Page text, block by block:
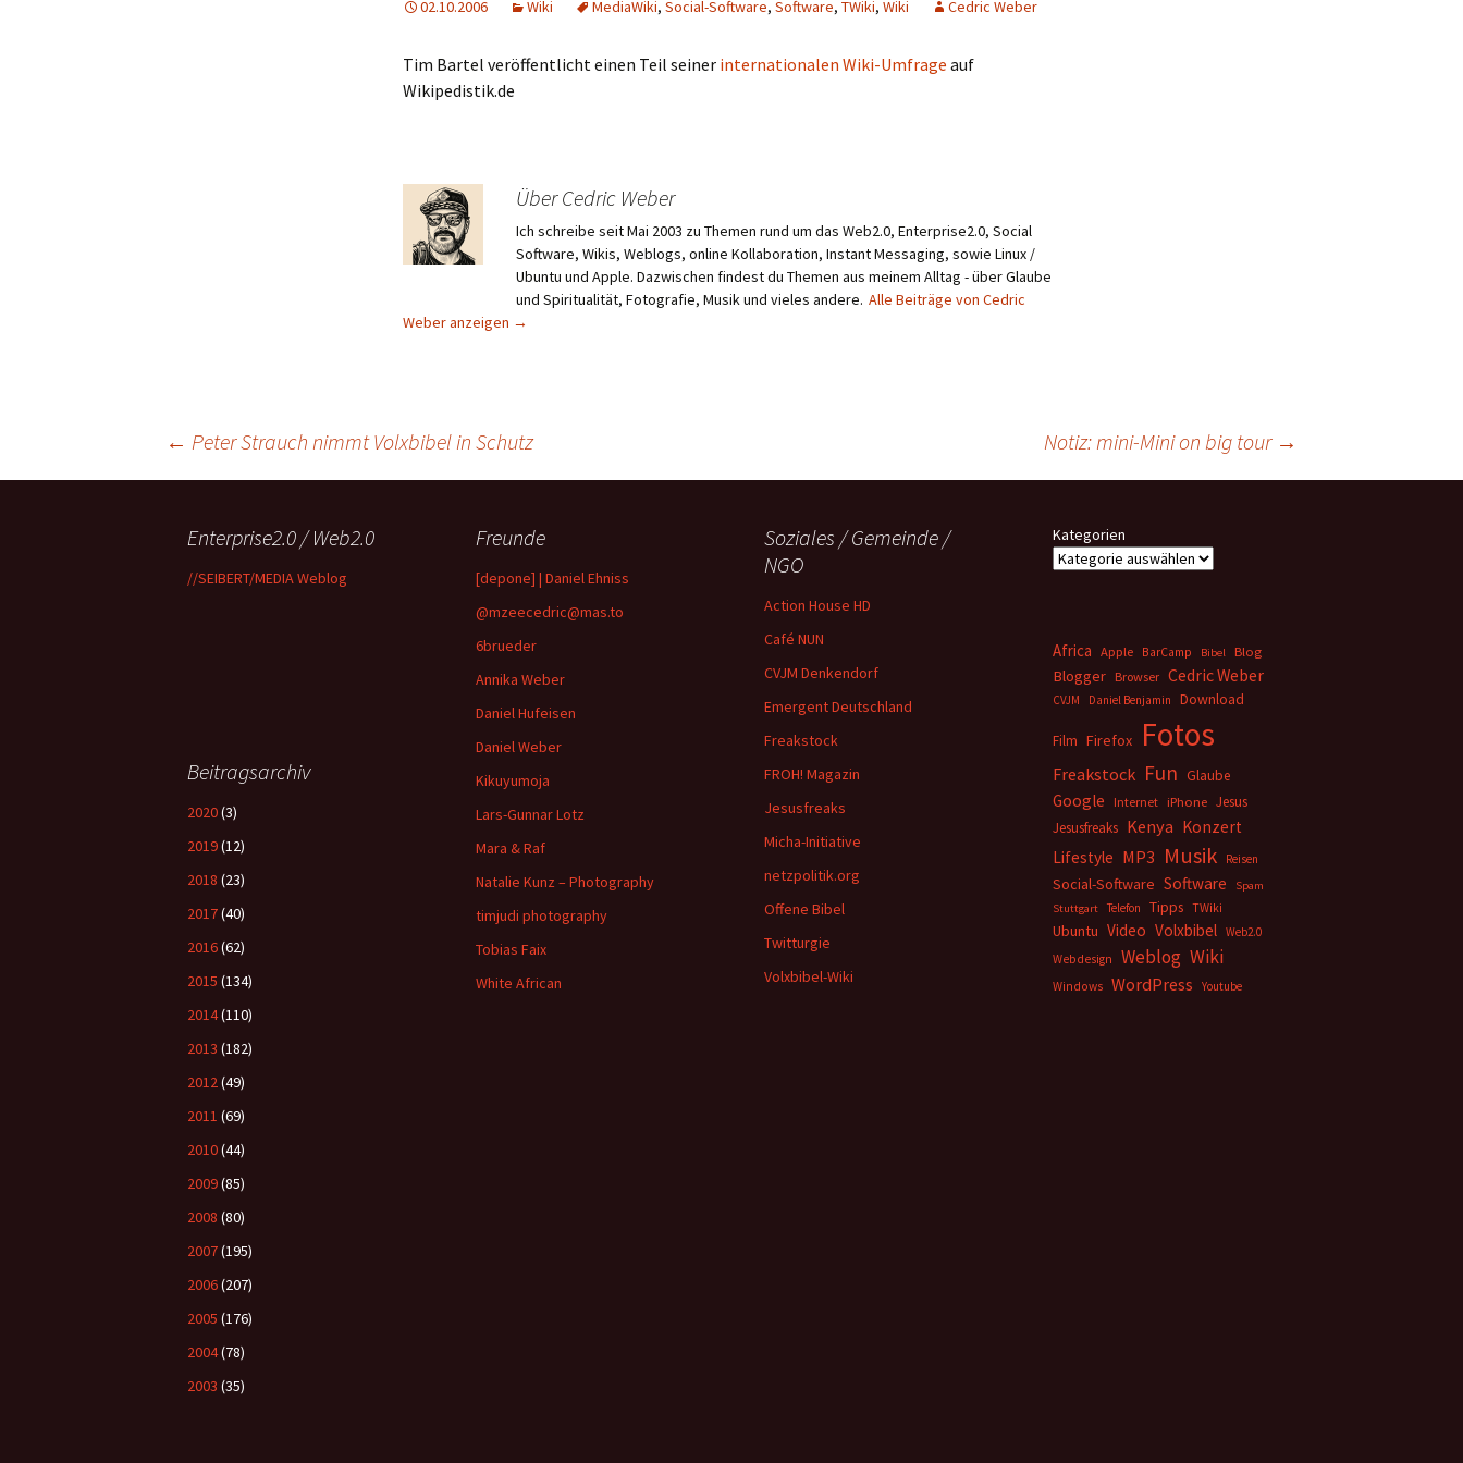
02.10.2006 Wiki MediaWiki, Social-Software, Software, TWiki, Wiki Cedric Weber
Tim Bartel veröffentlicht einen Teil seiner internationalen Wiki-Umfrage auf
Wikipedistik.de
Über Cedric Weber
Ich schreibe seit Mai 2003 zu Themen rund um das Web2.0, Enterprise2.0, Social
Software, Wikis, Weblogs, online Kollaboration, Instant Messaging, sowie Linux /
Ubuntu und Apple. Dazwischen findest du Themen aus meinem Alltag - über Glaube
und Spiritualität, Fotografie, Musik und vieles andere. Alle Beiträge von Cedric
Weber anzeigen →
Beitragsnavigation
← Peter Strauch nimmt Volxbibel in Schutz Notiz: mini-Mini on big tour →
Enterprise2.0 / Web2.0
//SEIBERT/MEDIA Weblog
Freunde
[depone] | Daniel Ehniss
@mzeecedric@mas.to
6brueder
Annika Weber
Daniel Hufeisen
Daniel Weber
Kikuyumoja
Lars-Gunnar Lotz
Mara & Raf
Natalie Kunz – Photography
timjudi photography
Tobias Faix
White African
Soziales / Gemeinde /
NGO
Action House HD
Café NUN
CVJM Denkendorf
Emergent Deutschland
Freakstock
FROH! Magazin
Jesusfreaks
Micha-Initiative
netzpolitik.org
Offene Bibel
Twitturgie
Volxbibel-Wiki
Kategorien
Africa Apple BarCamp Bibel Blog
Blogger Browser Cedric Weber
CVJM Daniel Benjamin Download
Film Firefox Fotos
Freakstock Fun Glaube
Google Internet iPhone Jesus
Jesusfreaks Kenya Konzert
Lifestyle MP3 Musik Reisen
Social-Software Software
Spam
Stuttgart
Telefon Tipps TWiki
Ubuntu Video Volxbibel Web2.0
Webdesign
Weblog Wiki
Windows WordPress Youtube
Beitragsarchiv
2020(3)
2019(12)
2018 (23)
2017(40)
2016(62)
2015 (134)
2014(110)
2013 (182)
2012(49)
2011 (69)
2010(44)
2009(85)
2008 (80)
2007(195)
2006(207)
2005 (176)
2004(78)
2003 (35)